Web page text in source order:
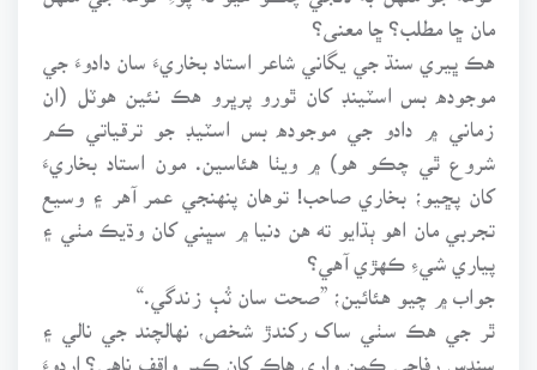
مان ڇا مطلب؟ ڇا معنى؟
هڪ ڀيري سنڌ جي يگاني شاعر استاد بخاريءَ سان دادوءَ جي
موجوده بس اسٽينڊ کان ٿورو پرڀرو هڪ نئين هوٽل (ان
زماني ۾ دادو جي موجوده بس اسٽيڊ جو ترقياتي ڪم
شروع ٿي چڪو هو) ۾ ويٺا هئاسين. مون استاد بخاريءَ
کان پڇيو؛ بخاري صاحب! توهان پنهنجي عمر آهر ۽ وسيع
تجربي مان اهو ٻڌايو ته هن دنيا ۾ سڀني کان وڌيڪ مٺي ۽
پياري شيءِ ڪهڙي آهي؟
جواب ۾ چيو هئائين؛ ”صحت سان ٽُٻ زندگي.“
ٿر جي هڪ سٺي ساک رکندڙ شخص، نهالچند جي نالي ۽
سندس رفاحي ڪمن واري هاڪ کان ڪير واقف ناهي؟ اردوءَ